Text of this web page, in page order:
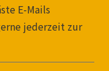
E-Mails
jederzeit zur